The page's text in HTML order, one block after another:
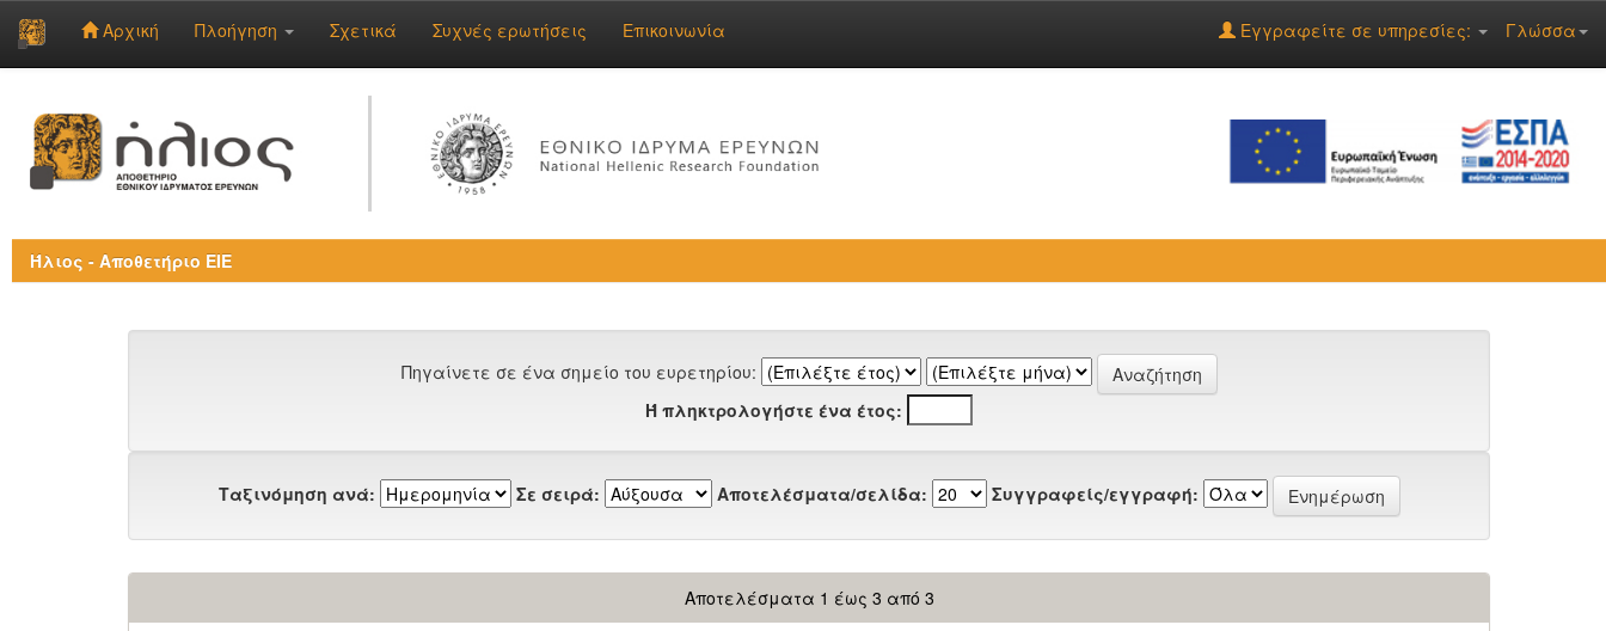
navigation
Αρχική Πλοήγηση Σχετικά Συχνές ερωτήσεις Επικοινωνία Γλώσσα
Εγγραφείτε σε υπηρεσίες:
Ήλιος - Αποθετήριο ΕΙΕ
Πηγαίνετε σε ένα σημείο του ευρετηρίου:
Ή πληκτρολογήστε ένα έτος:
Ταξινόμηση ανά: Σε σειρά: Αποτελέσματα/σελίδα: Συγγραφείς/εγγραφή:
Αποτελέσματα 1 έως 3 από 3